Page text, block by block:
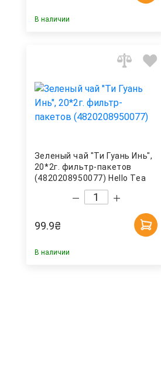
В наличии
Зеленый чай "Ти Гуань Инь",
20*2г. фильтр-пакетов
(4820208950077) Hello Tea
99.9₴
В наличии